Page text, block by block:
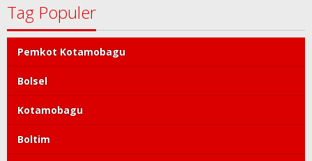
Tag Populer
Pemkot Kotamobagu
Bolsel
Kotamobagu
Boltim